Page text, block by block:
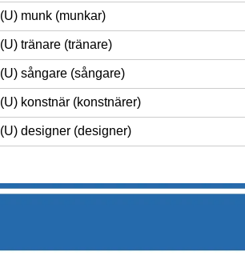
(U) munk (munkar)
(U) tränare (tränare)
(U) sångare (sångare)
(U) konstnär (konstnärer)
(U) designer (designer)